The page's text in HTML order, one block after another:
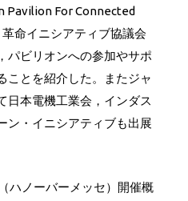
Pavilion For Connected
命イニシアティブ協議会
パビリオンへの参加やサポ
ことを紹介した。またジャ
日本電機工業会，インダス
ン・イニシアティブも出展
ハノーバーメッセ）開催概